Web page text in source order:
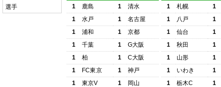
選手
1 鹿島 1
清水
1
水戸 1
名古屋
1
浦和 1
京都
1
千葉 1
G大阪
1
柏 1
C大阪
1
FC東京 1
神戸
1
東京V 1
岡山
1 札幌
1
1
八戸
1
1
仙台
1
1
秋田
1
1
山形
1
1
いわき
1
1
栃木C
1